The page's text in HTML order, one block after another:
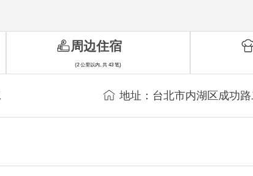
地址：台北市内湖区成功
周边住宿
(2 公里以内, 共 43 笔)